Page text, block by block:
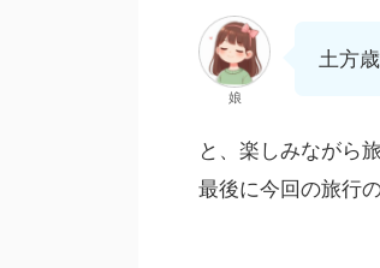
娘
土方
と、楽しみながら
最後に今回の旅行